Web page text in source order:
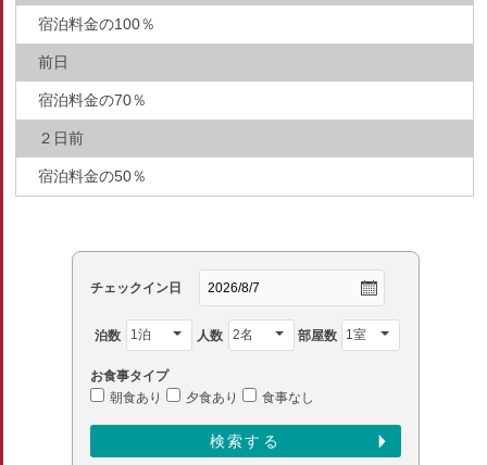
宿泊料金の100％
前日
宿泊料金の70％
２日前
宿泊料金の50％
チェックイン日
泊数 人数 部屋数
お食事タイプ
朝食あり
夕食あり 食事なし